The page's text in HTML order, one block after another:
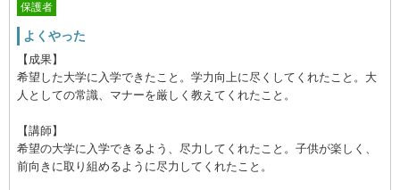
保護者
よくやった
【成果】
希望した大学に入学できたこと。学力向上に尽くしてくれたこと。大
人としての常識、マナーを厳しく教えてくれたこと。
【講師】
希望の大学に入学できるよう、尽力してくれたこと。子供が楽しく、
前向きに取り組めるように尽力してくれたこと。